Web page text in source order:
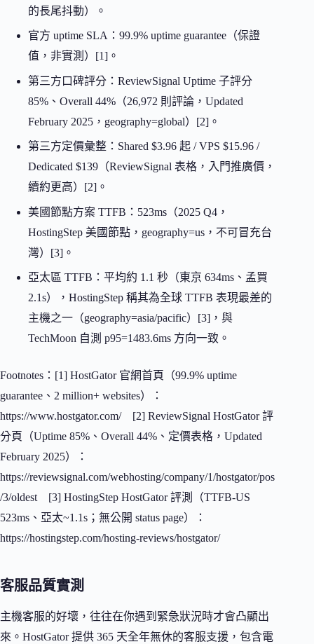
的長尾抖動）。
官方 uptime SLA：99.9% uptime guarantee（保證
值，非實測）[1]。
第三方口碑評分：ReviewSignal Uptime 子評分
85%、Overall 44%（26,972 則評論，Updated
February 2025，geography=global）[2]。
第三方定價彙整：Shared $3.96 起 / VPS $15.96 /
Dedicated $139（ReviewSignal 表格，入門推廣價，
續約更高）[2]。
美國節點方案 TTFB：523ms（2025 Q4，
HostingStep 美國節點，geography=us，不可冒充台
灣）[3]。
亞太區 TTFB：平均約 1.1 秒（東京 634ms、孟買
2.1s），HostingStep 稱其為全球 TTFB 表現最差的
主機之一（geography=asia/pacific）[3]，與
TechMoon 自測 p95=1483.6ms 方向一致。
Footnotes：[1] HostGator 官網首頁（99.9% uptime
guarantee、2 million+ websites）：
https://www.hostgator.com/ [2] ReviewSignal HostGator 評
分頁（Uptime 85%、Overall 44%、定價表格，Updated
February 2025）：
https://reviewsignal.com/webhosting/company/1/hostgator/pos
/3/oldest [3] HostingStep HostGator 評測（TTFB-US
523ms、亞太~1.1s；無公開 status page）：
https://hostingstep.com/hosting-reviews/hostgator/
客服品質實測
主機客服的好壞，往往在你遇到緊急狀況時才會凸顯出
來。HostGator 提供 365 天全年無休的客服支援，包含電